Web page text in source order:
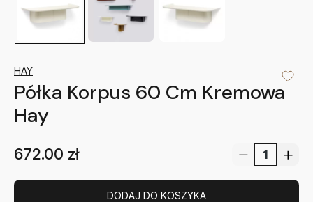
HAY
Półka Korpus 60 Cm Kremowa
Hay
672.00 zł
DODAJ DO KOSZYKA